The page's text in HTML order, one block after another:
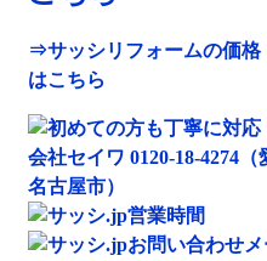
⇒サッシリフォームの価格
はこちら